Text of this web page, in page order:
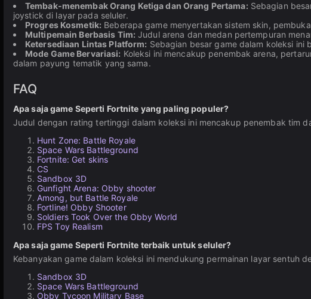
Tembak-menembak Orang Ketiga dan Orang Pertama: Sebagian
joystick di layar pada seluler.
Progres Kosmetik: Beberapa game menyertakan sistem skin,
Multipemain Berbasis Tim: Judul arena dan medan pertempuran
Ketersediaan Lintas Platform: Sebagian besar game dalam koleksi
Mode Game Bervariasi: Koleksi ini mencakup penembak arena,
dalam payung tematik yang sama.
FAQ
Apa saja game Seperti Fortnite yang paling populer?
Judul dengan rating tertinggi dalam koleksi ini mencakup penembak tim
Hunt Zone: Battle Royale
Space Wars Battleground
Fortnite: Get skins
CS
Sandbox 3D
Gunfight Arena: Obby shooter
Among, but Battle Royale
Fortline! Obby Shooter
Soldiers Took Over the Obby World
FPS Toy Realism
Apa saja game Seperti Fortnite terbaik untuk seluler?
Kebanyakan game dalam koleksi ini mendukung permainan layar sentuh
Sandbox 3D
Space Wars Battleground
Obby Tycoon Military Base